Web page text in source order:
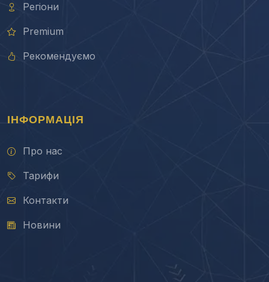
Регіони
Premium
Рекомендуємо
ІНФОРМАЦІЯ
Про нас
Тарифи
Контакти
Новини